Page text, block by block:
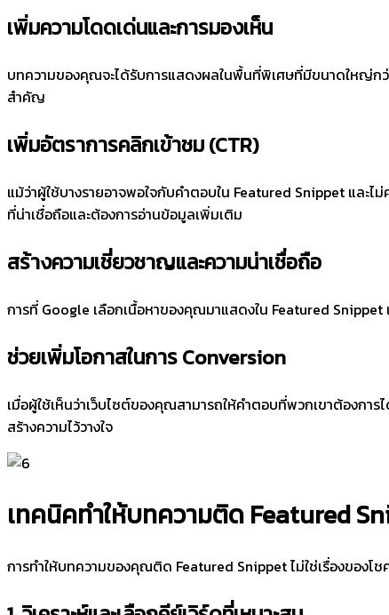
เพิ่มความโดดเด่นและการมองเห็น
บทความของคุณจะได้รับการแสดงผลในพื้นที่พิเศษที่มีขนาดใหญ่ก
สำคัญ
เพิ่มอัตราการคลิกเข้าชม (CTR)
แม้ว่าผู้ใช้บางรายอาจพอใจกับคำตอบใน Featured Snippet และ
ที่น่าเชื่อถือและต้องการอ่านข้อมูลเพิ่มเติม
สร้างความเชี่ยวชาญและความน่าเชื่อถือ
การที่ Google เลือกเนื้อหาของคุณมาแสดงใน Featured
ช่วยเพิ่มโอกาสในการ Conversion
เมื่อผู้ใช้เห็นว่าเว็บไซต์ของคุณสามารถให้คำตอบที่พวกเขาต้องกา
สร้างความไว้วางใจ
เทคนิคทำให้บทความติด Featured
การทำให้บทความของคุณติด Featured Snippet ไม่ใช่เรื่องของโ